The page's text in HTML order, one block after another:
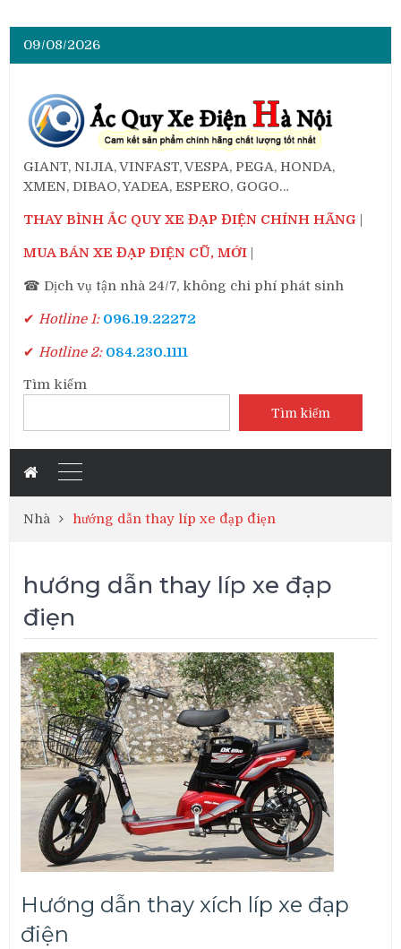
09/08/2026
GIANT, NIJIA, VINFAST, VESPA, PEGA, HONDA,
XMEN, DIBAO, YADEA, ESPERO, GOGO…
THAY BÌNH ẮC QUY XE ĐẠP ĐIỆN CHÍNH HÃNG
MUA BÁN XE ĐẠP ĐIỆN CŨ, MỚI
☎ Dịch vụ tận nhà 24/7, không chi phí phát sinh
✔ Hotline 1: 096.19.22272
✔ Hotline 2: 084.230.1111
Tìm kiếm
Tìm kiếm
Nhà hướng dẫn thay líp xe đạp điẹn
hướng dẫn thay líp xe đạp
điẹn
Hướng dẫn thay xích líp xe đạp
điện